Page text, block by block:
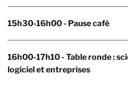
15h30-16h00 - Pause café
16h00-17h10 - Table ronde :
logiciel et entreprises